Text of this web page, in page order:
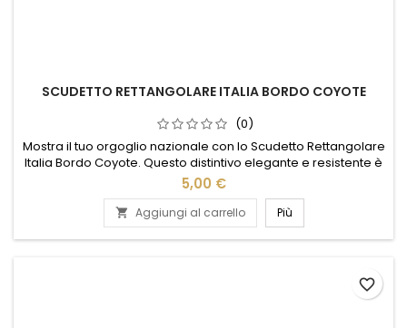
SCUDETTO RETTANGOLARE ITALIA BORDO COYOTE
(0)
Mostra il tuo orgoglio nazionale con lo Scudetto Rettangolare
Italia Bordo Coyote. Questo distintivo elegante e resistente è
perfetto per giacche, zaini o cappelli. Il design rettangolare
offre un tocco moderno, mentre il bordo color coyote
aggiunge un contrasto sofisticato al classico tricolore
italiano. Realizzato con materiali di alta qualità,...
5,00 €
 Aggiungi al carrello Più
favorite_border